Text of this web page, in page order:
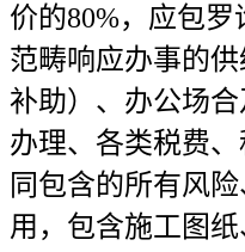
价的80%，应包
范畴响应办事的
补助）、办公场合
办理、各类税费
同包含的所有风
用，包含施工图